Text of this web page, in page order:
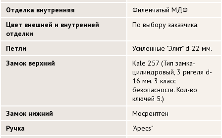
Отделка внутренняя
Филенчатый МДФ
Цвет внешней и внутренней
отделки
По выбору заказчика.
Петли
Усиленные "Элит" d-22 мм.
Замок верхний
Kale 257 (Тип замка-
цилиндровый, 3 ригеля d-
16 мм. 3 класс
безопасности. Кол-во
ключей 5.)
Замок нижний
Мосрентген
Ручка
"Apecs"